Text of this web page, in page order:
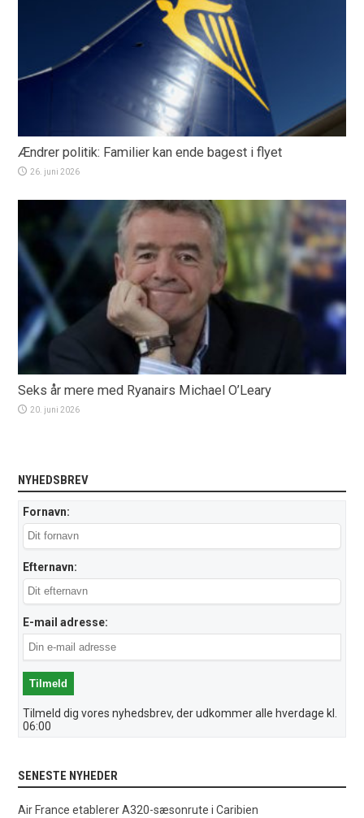
Ændrer politik: Familier kan ende bagest i flyet
26. juni 2026
Seks år mere med Ryanairs Michael O’Leary
20. juni 2026
NYHEDSBREV
Fornavn:
Efternavn:
E-mail adresse:
Tilmeld dig vores nyhedsbrev, der udkommer alle hverdage kl.
06:00
SENESTE NYHEDER
Air France etablerer A320-sæsonrute i Caribien